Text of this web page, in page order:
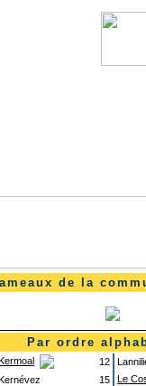
de la
Par ordre
12
15 Le